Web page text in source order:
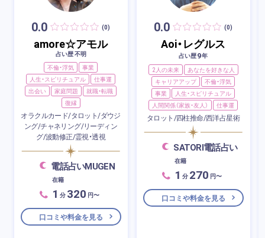
0.0 (0)
amore☆アモル
占い歴 不明
不倫・浮気
事業
人生・スピリチュアル
仕事運
出会い
家庭問題
就職・転職
復縁
オラクルカード/タロット/ダウジ
ング/チャネリング/リーディン
グ/波動修正/霊視・透視
電話占いMUGEN
在籍
1 分 320 円〜
口コミや料金を見る
0.0 (0)
Aoi・レグルス
占い歴9年
2人の未来
あなたを好きな人
キャリアアップ
不倫・浮気
事業
人生・スピリチュアル
人間関係（家族・友人）
仕事運
タロット/四柱推命/西洋占星術
SATORI電話占い
在籍
1 分 270 円〜
口コミや料金を見る